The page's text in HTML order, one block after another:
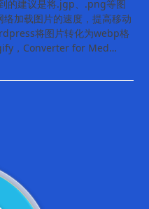
的建议是将.jgp、.png等图
加载图片的速度，提高移动
将图片转化为webp格
，Converter for Med…